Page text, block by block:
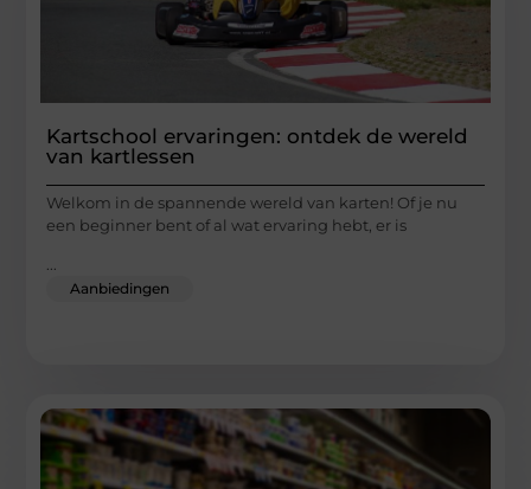
Kartschool ervaringen: ontdek de wereld
van kartlessen
Welkom in de spannende wereld van karten! Of je nu
een beginner bent of al wat ervaring hebt, er is
Aanbiedingen